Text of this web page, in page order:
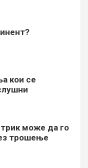
кои се
може да го
трошење